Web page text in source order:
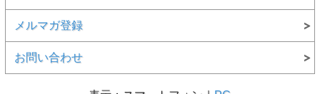
メルマガ登録
お問い合わせ